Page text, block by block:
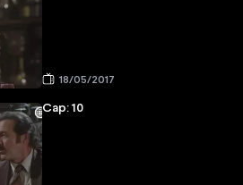
18/05/2017
Cap: 10